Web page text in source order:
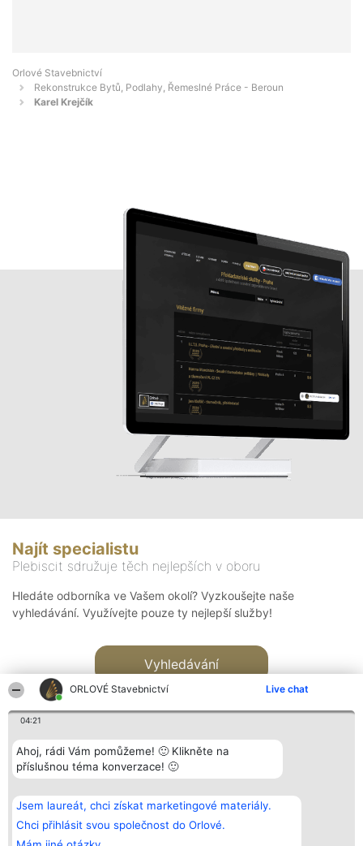
ORLOVÉ Stavebnictví Live chat
04:21
Ahoj, rádi Vám pomůžeme! 🙂 Klikněte na
příslušnou téma konverzace! 🙂
Jsem laureát, chci získat marketingové materiály.
Chci přihlásit svou společnost do Orlové.
Orlové Stavebnictví
Rekonstrukce Bytů, Podlahy, Řemeslné Práce - Beroun
Karel Krejčík
Najít specialistu
Plebiscit sdružuje těch nejlepších v oboru
Hledáte odborníka ve Vašem okolí? Vyzkoušejte naše
vyhledávání. Využívejte pouze ty nejlepší služby!
Vyhledávání
Bright Side Solutions sp. z o.
o. sp. k.
ul. Ruska 22
Wrocław 50-079
KRS 0000749100 | Regon
Vítězové
Seznam všech
laureátů
Zásady
Kontakt